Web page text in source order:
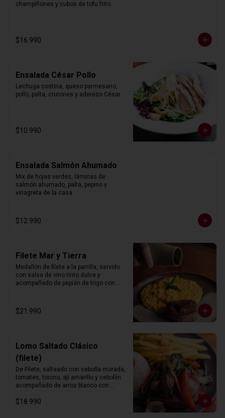
champiñones y cubos de tofu frito.
$16.990
Ensalada César Pollo
Lechuga costina, queso parmesano,
pollo, palta, crutones y aderezo César
$10.990
Ensalada Salmón Ahumado
Mix de hojas verdes, láminas de
salmón ahumado, palta, pepino y
vinagreta de la casa.
$12.990
Filete Mar y Tierra
Medallón de filete a la parrilla, servido
con salsa de vino tinto dulce y
acompañado de pepián de trigo con
$21.990
Lomo Saltado Clásico
(filete)
De Filete, salteado con cebolla morada,
tomates, tocino, ají amarillo y cebollín
acompañado de arroz blanco con
$18.990